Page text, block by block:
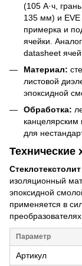
(105 А·ч,
135 мм) и
примерка и
ячейки.
datasheet
Материал:
листовой
эпоксидной
Обработка:
для
Технические
изоляционный
эпоксидной
применяется в
Параметр
Артикул